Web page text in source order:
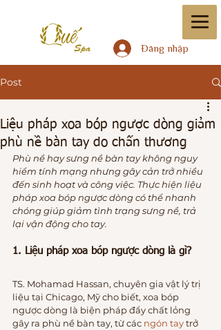
Đăng nhập
Post
Liệu pháp xoa bóp ngược dòng giảm
phù nề bàn tay do chấn thương
Phù nề hay sưng nề bàn tay không nguy
hiểm tính mạng nhưng gây cản trở nhiều
đến sinh hoạt và công việc. Thực hiện liệu
pháp xoa bóp ngược dòng có thể nhanh
chóng giúp giảm tình trạng sưng nề, trả
lại vận động cho tay.
1. Liệu pháp xoa bóp ngược dòng là gì?
TS. Mohamad Hassan, chuyên gia vật lý trị
liệu tại Chicago, Mỹ cho biết, xoa bóp
ngược dòng là biện pháp đẩy chất lỏng
gây ra phù nề bàn tay, từ các ngón tay trở